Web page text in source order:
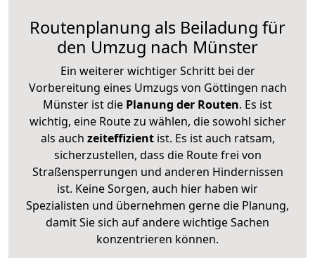
Routenplanung als Beiladung für
den Umzug nach Münster
Ein weiterer wichtiger Schritt bei der
Vorbereitung eines Umzugs von Göttingen nach
Münster ist die Planung der Routen. Es ist
wichtig, eine Route zu wählen, die sowohl sicher
als auch zeiteffizientist. Es ist auch ratsam,
sicherzustellen, dass die Route frei von
Straßensperrungen und anderen Hindernissen
ist. Keine Sorgen, auch hier haben wir
Spezialisten und übernehmen gerne die Planung,
damit Sie sich auf andere wichtige Sachen
konzentrieren können.